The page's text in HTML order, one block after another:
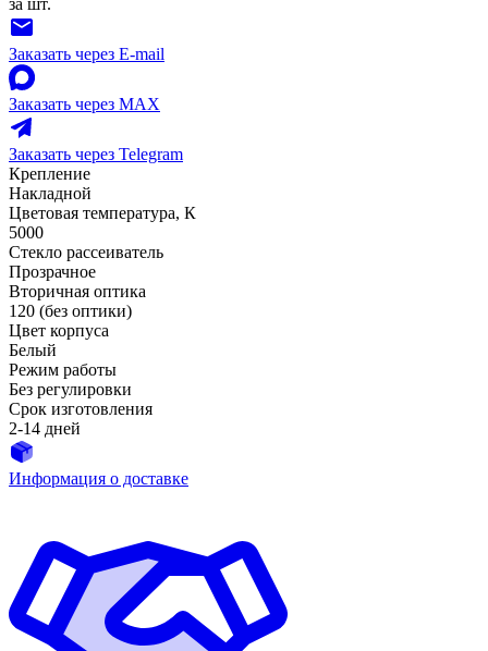
Заказать через E-mail
Заказать через MAX
Заказать через Telegram
Крепление
Накладной
Цветовая температура, К
5000
Стекло рассеиватель
Прозрачное
Вторичная оптика
120 (без оптики)
Цвет корпуса
Белый
Режим работы
Без регулировки
Срок изготовления
2-14 дней
Информация о доставке